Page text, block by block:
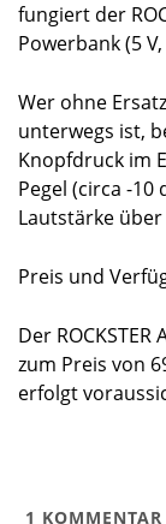
fungiert der
Powerbank (5 V,
Wer ohne
unterwegs ist,
Knopfdruck im
Pegel (circa -
Lautstärke
Preis und
Der
zum Preis von
erfolgt
1 KOMMENTAR